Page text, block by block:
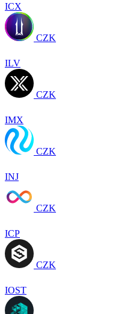
ICX
CZK
ILV
CZK
IMX
CZK
INJ
CZK
ICP
CZK
IOST